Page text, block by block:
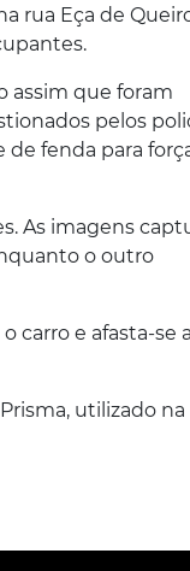
rua Eça de
assim que foram
pelos
fenda para
As imagens
o outro
carro e afasta-se
utilizado na